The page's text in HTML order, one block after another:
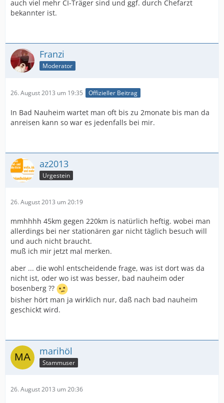
auch viel mehr CI-Träger sind und ggf. durch Chefarzt
bekannter ist.
Franzi
Moderator
26. August 2013 um 19:35 Offizieller Beitrag
In Bad Nauheim wartet man oft bis zu 2monate bis man da
anreisen kann so war es jedenfalls bei mir.
az2013
Urgestein
26. August 2013 um 20:19
mmhhhh 45km gegen 220km is natürlich heftig. wobei man
allerdings bei ner stationären gar nicht täglich besuch will
und auch nicht braucht.
muß ich mir jetzt mal merken.
aber ... die wohl entscheidende frage, was ist dort was da
nicht ist, oder wo ist was besser, bad nauheim oder
bosenberg ??
bisher hört man ja wirklich nur, daß nach bad nauheim
geschickt wird.
marihöl
Stammuser
26. August 2013 um 20:36